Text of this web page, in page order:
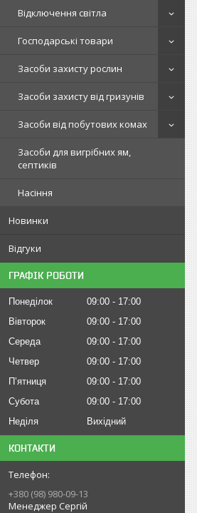
Відключення світла
Господарські товари
Засоби захисту рослин
Засоби захисту від гризунів
Засоби від побутових комах
Засоби для вигрібних ям,
септиків
Насіння
Новинки
Відгуки
ГРАФІК РОБОТИ
Понеділок 09:00
17:00
Вівторок
09:00
17:00
Середа
09:00
17:00
Четвер
09:00
17:00
Пʼятниця
09:00
17:00
Субота
09:00
17:00
Неділя
Вихідний
КОНТАКТИ
+380 (98) 980-09-13
Менеджер Сергій